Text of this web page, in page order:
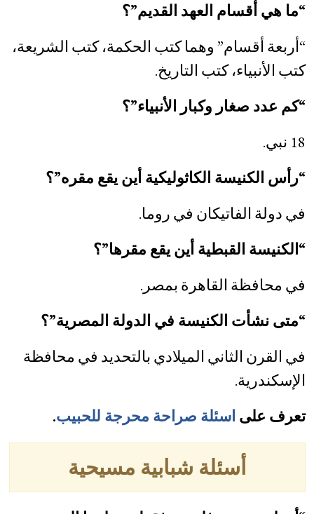
“ما هي أقسام العهد القديم”؟
“أربعة أقسام” وهما كتب الحكمة، كتب الشريعة،
كتب الأنبياء، كتب التاريخ.
“كم عدد صغار وكبار الأنبياء”؟
18 نبي.
“رأس الكنيسة الكاثوليكية أين يقع مقره”؟
في دولة الفاتيكان في روما.
“الكنيسة القبطية أين يقع مقرها”؟
في محافظة القاهرة بمصر.
“متى نشأت الكنيسة في الدولة المصرية”؟
في القرن الثاني الميلادي بالتحديد في محافظة
الإسكندرية.
تعرف علىاسئلة صراحة محرجة للحبيب.
أسئلة شبابية مسيحية